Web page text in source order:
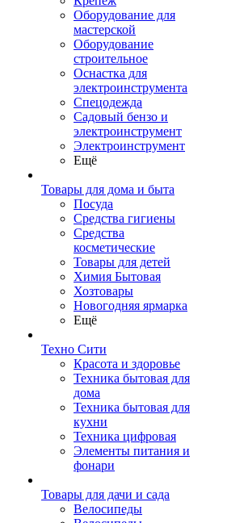
Оборудование для
мастерской
Оборудование
строительное
Оснастка для
электроинструмента
Спецодежда
Садовый бензо и
электроинструмент
Электроинструмент
Ещё
Товары для дома и быта
Посуда
Средства гигиены
Средства
косметические
Товары для детей
Химия Бытовая
Хозтовары
Новогодняя ярмарка
Ещё
Техно Сити
Красота и здоровье
Техника бытовая для
дома
Техника бытовая для
кухни
Техника цифровая
Элементы питания и
фонари
Товары для дачи и сада
Велосипеды